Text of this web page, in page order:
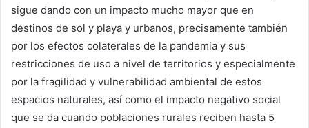
sigue dando con un impacto mucho mayor que en
destinos de sol y playa y urbanos, precisamente también
por los efectos colaterales de la pandemia y sus
restricciones de uso a nivel de territorios y especialmente
por la fragilidad y vulnerabilidad ambiental de estos
espacios naturales, así como el impacto negativo social
que se da cuando poblaciones rurales reciben hasta 5